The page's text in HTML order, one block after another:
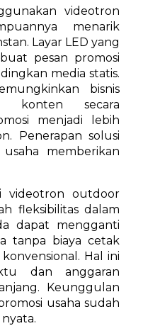
videotron
menarik
Layar LED yang
pesan promosi
media statis.
bisnis
konten secara
menjadi lebih
Penerapan solusi
memberikan
videotron outdoor
fleksibilitas dalam
dapat mengganti
tanpa biaya cetak
Hal ini
dan anggaran
Keunggulan
usaha sudah